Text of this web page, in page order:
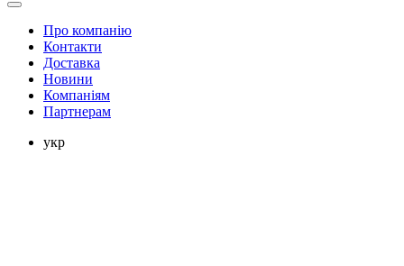
Про компанію
Контакти
Доставка
Новини
Компаніям
Партнерам
укр